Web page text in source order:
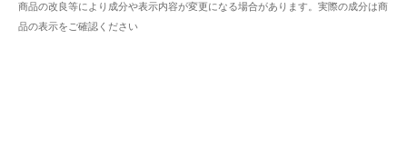
商品の改良等により成分や表示内容が変更になる場合があります。実際の成分は商
品の表示をご確認ください